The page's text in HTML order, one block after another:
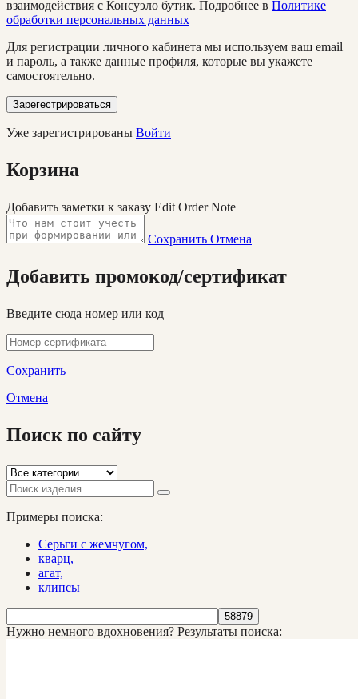
взаимодействия с Консуэло бутик. Подробнее в Политике
обработки персональных данных
Для регистрации личного кабинета мы используем ваш email
и пароль, а также данные профиля, которые вы укажете
самостоятельно.
Зарегестрироваться
Уже зарегистрированы Войти
Корзина
Добавить заметки к заказу Edit Order Note
Сохранить Отмена
Добавить промокод/сертификат
Введите сюда номер или код
Сохранить
Отмена
Поиск по сайту
Примеры поиска:
Серьги с жемчугом,
кварц,
агат,
клипсы
Нужно немного вдохновения? Результаты поиска: